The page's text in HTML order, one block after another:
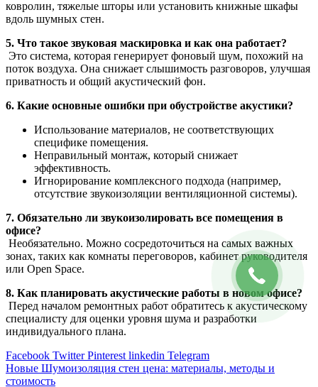
ковролин, тяжелые шторы или установить книжные шкафы
вдоль шумных стен.
5. Что такое звуковая маскировка и как она работает?
Это система, которая генерирует фоновый шум, похожий на
поток воздуха. Она снижает слышимость разговоров, улучшая
приватность и общий акустический фон.
6. Какие основные ошибки при обустройстве акустики?
Использование материалов, не соответствующих
специфике помещения.
Неправильный монтаж, который снижает
эффективность.
Игнорирование комплексного подхода (например,
отсутствие звукоизоляции вентиляционной системы).
7. Обязательно ли звукоизолировать все помещения в
офисе?
Необязательно. Можно сосредоточиться на самых важных
зонах, таких как комнаты переговоров, кабинет руководителя
или Open Space.
8. Как планировать акустические работы в новом офисе?
Перед началом ремонтных работ обратитесь к акустическому
специалисту для оценки уровня шума и разработки
индивидуального плана.
Facebook Twitter Pinterest linkedin Telegram
Новые Шумоизоляция стен цена: материалы, методы и
стоимость